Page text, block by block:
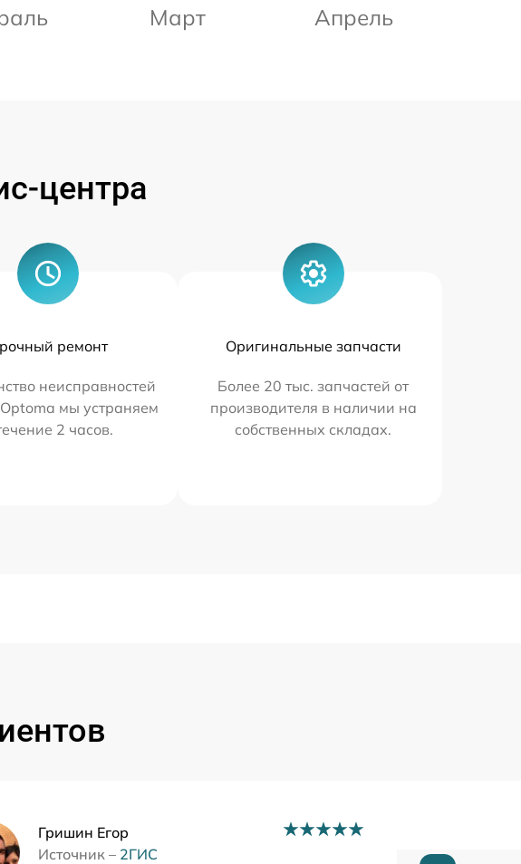
Март Апрель
центра
ремонт
неисправностей
мы устраняем
2 часов.
Оригинальные запчасти
Более 20 тыс. запчастей от
производителя в наличии на
собственных складах.
Гришин Егор
Источник – 2ГИС